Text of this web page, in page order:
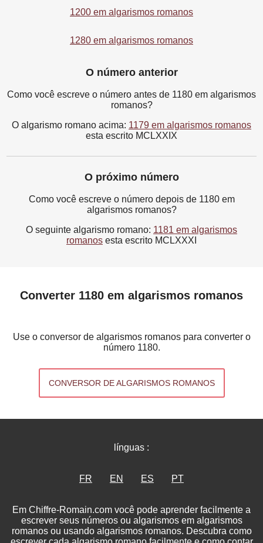
1200 em algarismos romanos
1280 em algarismos romanos
O número anterior
Como você escreve o número antes de 1180 em algarismos
romanos?
O algarismo romano acima: 1179 em algarismos romanos
esta escrito MCLXXIX
O próximo número
Como você escreve o número depois de 1180 em
algarismos romanos?
O seguinte algarismo romano: 1181 em algarismos
romanos esta escrito MCLXXXI
Converter 1180 em algarismos romanos
Use o conversor de algarismos romanos para converter o
número 1180.
CONVERSOR DE ALGARISMOS ROMANOS
línguas :
FR EN ES PT
Em Chiffre-Romain.com você pode aprender facilmente a
escrever seus números ou algarismos em algarismos
romanos ou usando algarismos romanos. Descubra como